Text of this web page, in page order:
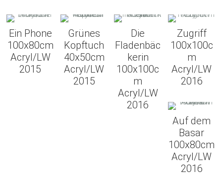
Ein Phone
100x80cm
Acryl/LW
2015
Grünes
Kopftuch
40x50cm
Acryl/LW
2015
Die
Fladenbäc
kerin
100x100c
m
Acryl/LW
2016
Zugriff
100x100c
m
Acryl/LW
2016
Auf dem
Basar
100x80cm
Acryl/LW
2016